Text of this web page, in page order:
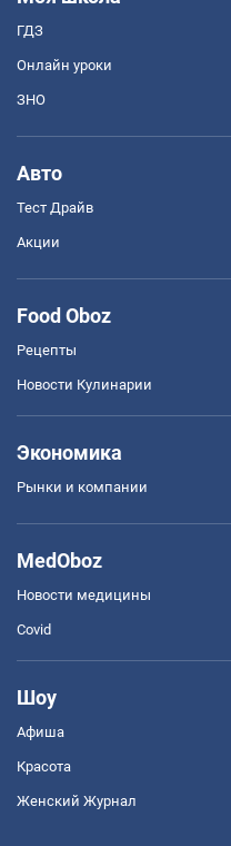
ГДЗ
Онлайн уроки
ЗНО
Авто
Тест Драйв
Акции
Food Oboz
Рецепты
Новости Кулинарии
Экономика
Рынки и компании
MedOboz
Новости медицины
Covid
Шоу
Афиша
Красота
Женский Журнал